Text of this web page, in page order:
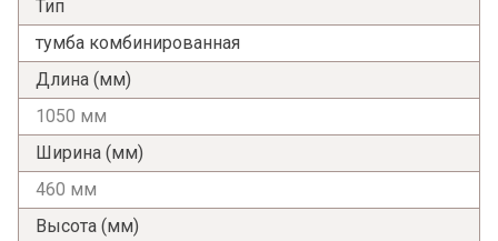
Тип
тумба комбинированная
Длина (мм)
1050 мм
Ширина (мм)
460 мм
Высота (мм)